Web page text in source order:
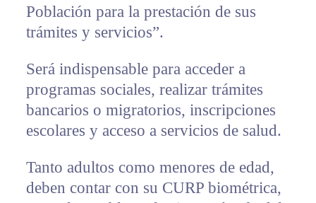
Población para la prestación de sus
trámites y servicios”.
Será indispensable para acceder a
programas sociales, realizar trámites
bancarios o migratorios, inscripciones
escolares y acceso a servicios de salud.
Tanto adultos como menores de edad,
deben contar con su CURP biométrica,